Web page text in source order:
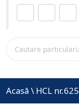
Acasă \ HCL